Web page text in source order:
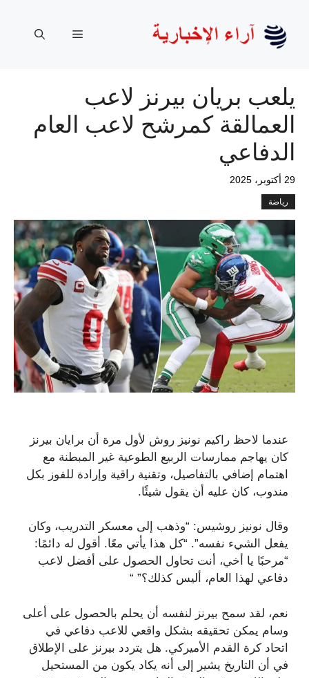
المحتوى
القائمة
يلعب بريان بيرنز لاعب
العمالقة كمرشح لاعب العام
الدفاعي
29 أكتوبر، 2025
رياضة
عندما لاحظ راكيم نونيز روش لأول مرة أن برايان بيرنز
كان يهاجم ممارسات الربيع الطوعية غير المبطنة مع
اهتمام إضافي بالتفاصيل، وتقنية راقية وإرادة للفوز بكل
مندوب، كان عليه أن يقول شيئًا.
وقال نونيز روشيس: “وذهب إلى معسكر التدريب، وكان
يفعل الشيء نفسه”. “كل هذا يأتي معًا. أقول له دائمًا:
“مرحبًا يا أخي، أنت تحاول الحصول على أفضل لاعب
دفاعي لهذا العام، أليس كذلك؟” “
نعم، لقد سمح بيرنز لنفسه أن يحلم بالحصول على أعلى
وسام يمكن تحقيقه بشكل واقعي للاعب دفاعي في
اتحاد كرة القدم الأميركي. هل يتردد بيرنز على الإطلاق
في أن التاريخ يشير إلى أنه يكاد يكون من المستحيل